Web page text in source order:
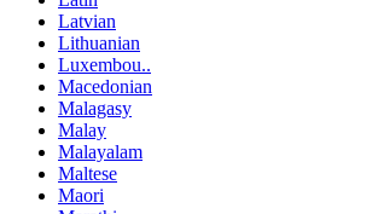
Latvian
Lithuanian
Luxembou..
Macedonian
Malagasy
Malay
Malayalam
Maltese
Maori